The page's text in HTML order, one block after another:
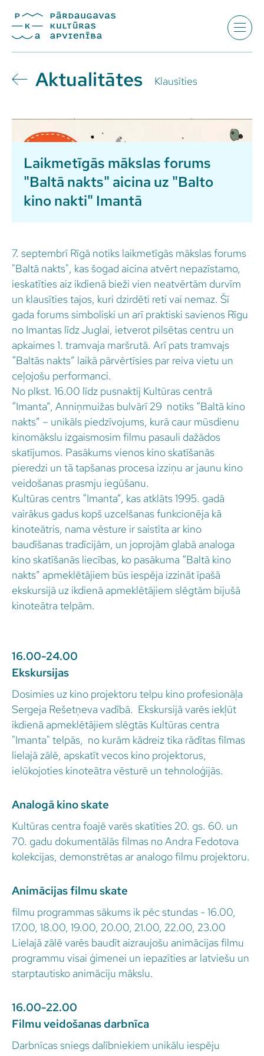
Aktualitātes Klausīties
Laikmetīgās mākslas forums
"Baltā nakts" aicina uz "Balto
kino nakti" Imantā
7. septembrī Rīgā notiks laikmetīgās mākslas forums
"Baltā nakts", kas šogad aicina atvērt nepazīstamo,
ieskatīties aiz ikdienā bieži vien neatvērtām durvīm
un klausīties tajos, kuri dzirdēti reti vai nemaz. Šī
gada forums simboliski un arī praktiski savienos Rīgu
no Imantas līdz Juglai, ietverot pilsētas centru un
apkaimes 1. tramvaja maršrutā. Arī pats tramvajs
“Baltās nakts” laikā pārvērtīsies par reiva vietu un
ceļojošu performanci.
No plkst. 16.00 līdz pusnaktij Kultūras centrā
“Imanta”, Anniņmuižas bulvārī 29 notiks “Baltā kino
nakts” – unikāls piedzīvojums, kurā caur mūsdienu
kinomākslu izgaismosim filmu pasauli dažādos
skatījumos. Pasākums vienos kino skatīšanās
pieredzi un tā tapšanas procesa izziņu ar jaunu kino
veidošanas prasmju iegūšanu.
Kultūras centrs “Imanta”, kas atklāts 1995. gadā
vairākus gadus kopš uzcelšanas funkcionēja kā
kinoteātris, nama vēsture ir saistīta ar kino
baudīšanas tradīcijām, un joprojām glabā analoga
kino skatīšanās liecības, ko pasākuma “Baltā kino
nakts” apmeklētājiem būs iespēja izzināt īpašā
ekskursijā uz ikdienā apmeklētājiem slēgtām bijušā
kinoteātra telpām.
16.00-24.00
Ekskursijas
Dosimies uz kino projektoru telpu kino profesionāļa
Sergeja Rešetņeva vadībā. Ekskursijā varēs iekļūt
ikdienā apmeklētājiem slēgtās Kultūras centra
"Imanta" telpās, no kurām kādreiz tika rādītas filmas
lielajā zālē, apskatīt vecos kino projektorus,
ielūkojoties kinoteātra vēsturē un tehnoloģijās.
Analogā kino skate
Kultūras centra foajē varēs skatīties 20. gs. 60. un
70. gadu dokumentālās filmas no Andra Fedotova
kolekcijas, demonstrētas ar analogo filmu projektoru.
Animācijas filmu skate
filmu programmas sākums ik pēc stundas - 16.00,
17.00, 18.00, 19.00, 20.00, 21.00, 22.00, 23.00
Lielajā zālē varēs baudīt aizraujošu animācijas filmu
programmu visai ģimenei un iepazīties ar latviešu un
starptautisko animāciju mākslu.
16.00-22.00
Filmu veidošanas darbnīca
Darbnīcas sniegs dalībniekiem unikālu iespēju